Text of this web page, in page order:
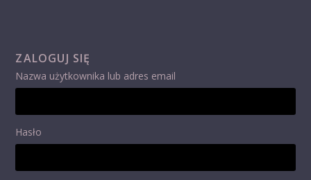
ZALOGUJ SIĘ
Nazwa użytkownika lub adres email
Hasło